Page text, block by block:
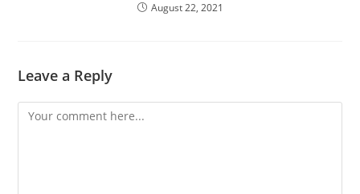
August 22, 2021
Leave a Reply
Comment